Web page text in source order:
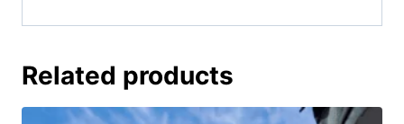
Related products